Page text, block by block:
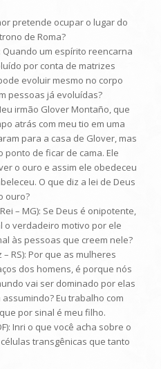
pretende ocupar o lugar do
de Roma?
Quando um espírito reencarna
por conta de matrizes
evoluir mesmo no corpo
pessoas já evoluídas?
irmão Glover Montaño, que
atrás com meu tio em uma
para a casa de Glover, mas
de ficar de cama. Ele
o ouro e assim ele obedeceu
O que diz a lei de Deus
ouro?
– MG): Se Deus é onipotente,
o verdadeiro motivo por ele
às pessoas que creem nele?
RS): Por que as mulheres
dos homens, é porque nós
vai ser dominado por elas
Eu trabalho com
por sinal é meu filho.
Inri o que você acha sobre o
transgênicas que tanto